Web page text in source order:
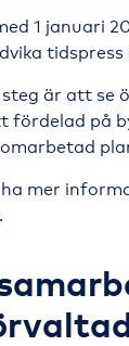
1 januari
är att se
fördelad på
mer